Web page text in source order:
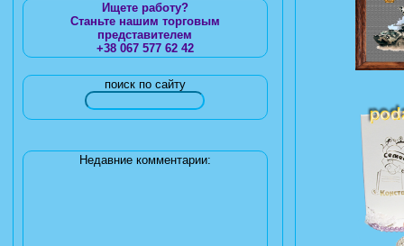
Ищете работу?
Станьте нашим торговым
представителем
+38 067 577 62 42
поиск по сайту
Недавние комментарии: